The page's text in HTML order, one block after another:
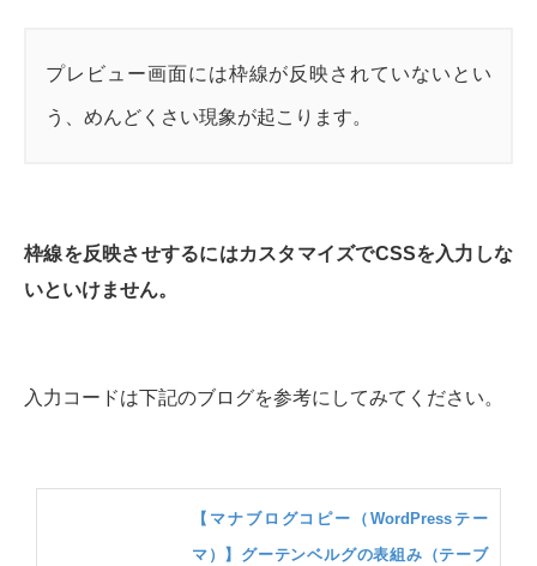
プレビュー画面には枠線が反映されていないとい
う、めんどくさい現象が起こります。
枠線を反映させするにはカスタマイズでCSSを入力しな
いといけません。
入力コードは下記のブログを参考にしてみてください。
【マナブログコピー（WordPressテー
マ）】グーテンベルグの表組み（テーブ